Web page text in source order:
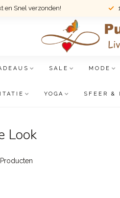
en Snel verzonden!
SALE MODE
YOGA SFEER &
Look
Producten